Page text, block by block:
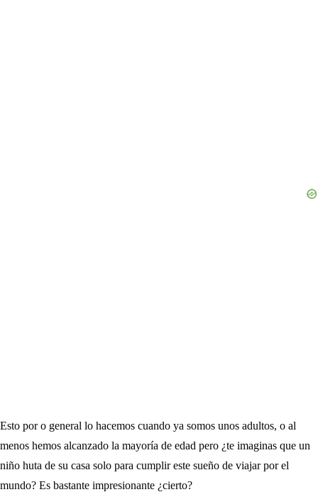
Esto por o general lo hacemos cuando ya somos unos adultos, o al
menos hemos alcanzado la mayoría de edad pero ¿te imaginas que un
niño huta de su casa solo para cumplir este sueño de viajar por el
mundo? Es bastante impresionante ¿cierto?